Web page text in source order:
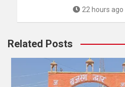
22 hours ago
Related Posts